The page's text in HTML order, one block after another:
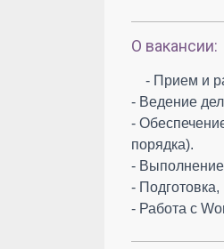
О вакансии:
- Прием и
- Ведение
-
порядка).
-
-
- Работа с